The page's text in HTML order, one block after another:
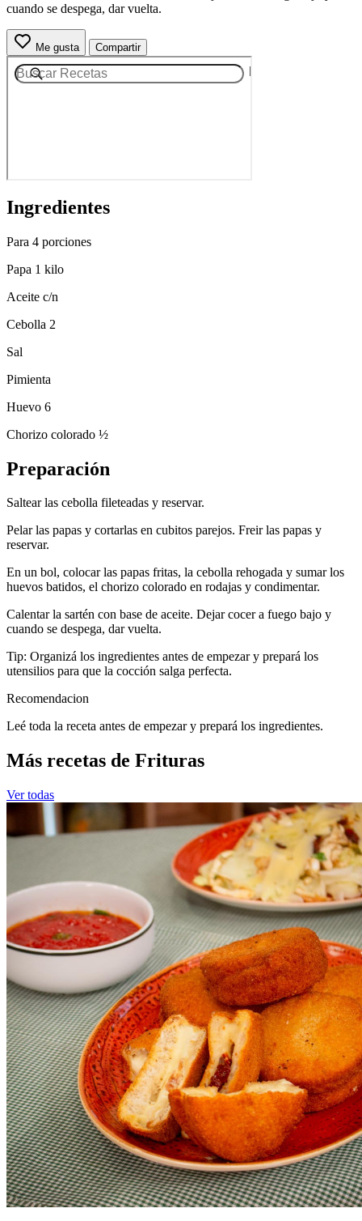
cuando se despega, dar vuelta.
Me gusta Compartir
Ingredientes
Para 4 porciones
Papa 1 kilo
Aceite c/n
Cebolla 2
Sal
Pimienta
Huevo 6
Chorizo colorado ½
Preparación
Saltear las cebolla fileteadas y reservar.
Pelar las papas y cortarlas en cubitos parejos. Freir las papas y
reservar.
En un bol, colocar las papas fritas, la cebolla rehogada y sumar los
huevos batidos, el chorizo colorado en rodajas y condimentar.
Calentar la sartén con base de aceite. Dejar cocer a fuego bajo y
cuando se despega, dar vuelta.
Tip: Organizá los ingredientes antes de empezar y prepará los
utensilios para que la cocción salga perfecta.
Recomendacion
Leé toda la receta antes de empezar y prepará los ingredientes.
Más recetas de Frituras
Ver todas